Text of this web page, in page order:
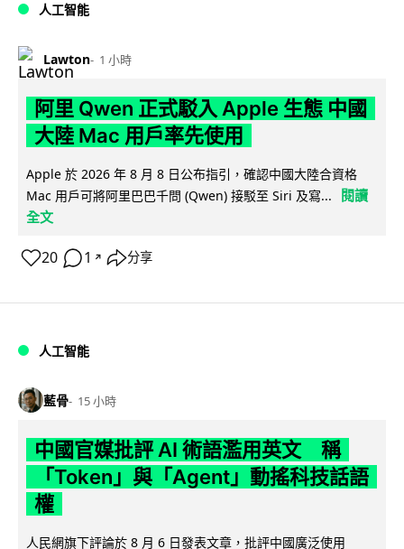
人工智能
Lawton 1 小時
阿里 Qwen 正式駁入 Apple 生態 中國
大陸 Mac 用戶率先使用
Apple 於 2026 年 8 月 8 日公布指引，確認中國大陸合資格
Mac 用戶可將阿里巴巴千問 (Qwen) 接駁至 Siri 及寫...
閱讀
全文
20 1 ↗ 分享
人工智能
藍骨 15 小時
中國官媒批評 AI 術語濫用英文 稱
「Token」與「Agent」動搖科技話語
權
人民網旗下評論於 8 月 6 日發表文章，批評中國廣泛使用